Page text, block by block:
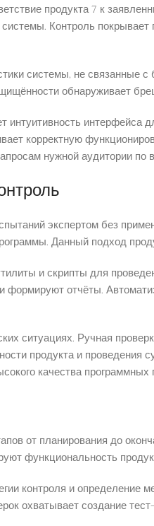
продукта 7 к
Контроль
системы, не связанные
обнаруживает
интуитивность
корректную
нужной аудитории по
экспертом без
Данный подход
и скрипты для
отчёты.
ситуациях. Ручная
продукта и
качества программных
от планирования до
функциональность
контроля и определение
охватывает создание